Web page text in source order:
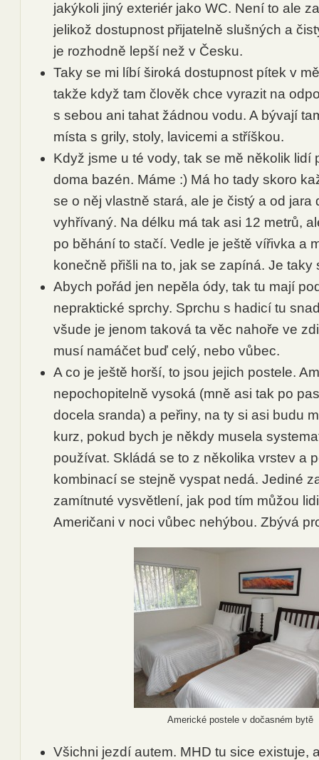
jakýkoli jiný exteriér jako WC. Není to ale
jelikož dostupnost přijatelně slušných a
je rozhodně lepší než v Česku.
Taky se mi líbí široká dostupnost pítek v
takže když tam člověk chce vyrazit na
s sebou ani tahat žádnou vodu. A bývají
místa s grily, stoly, lavicemi a stříškou.
Když jsme u té vody, tak se mě několik lidí
doma bazén. Máme :) Má ho tady skoro
se o něj vlastně stará, ale je čistý a od jara
vyhřívaný. Na délku má tak asi 12 metrů,
po běhání to stačí. Vedle je ještě vířivka a
konečně přišli na to, jak se zapíná. Je taky
Abych pořád jen nepěla ódy, tak tu mají
nepraktické sprchy. Sprchu s hadicí tu
všude je jenom taková ta věc nahoře ve
musí namáčet buď celý, nebo vůbec.
A co je ještě horší, to jsou jejich postele.
nepochopitelně vysoká (mně asi tak po
docela sranda) a peřiny, na ty si asi budu
kurz, pokud bych je někdy musela
používat. Skládá se to z několika vrstev a
kombinací se stejně vyspat nedá. Jediné
zamítnuté vysvětlení, jak pod tím můžou
Američani v noci vůbec nehýbou. Zbývá
Americké postele v dočasném bytě
Všichni jezdí autem. MHD tu sice existuje,